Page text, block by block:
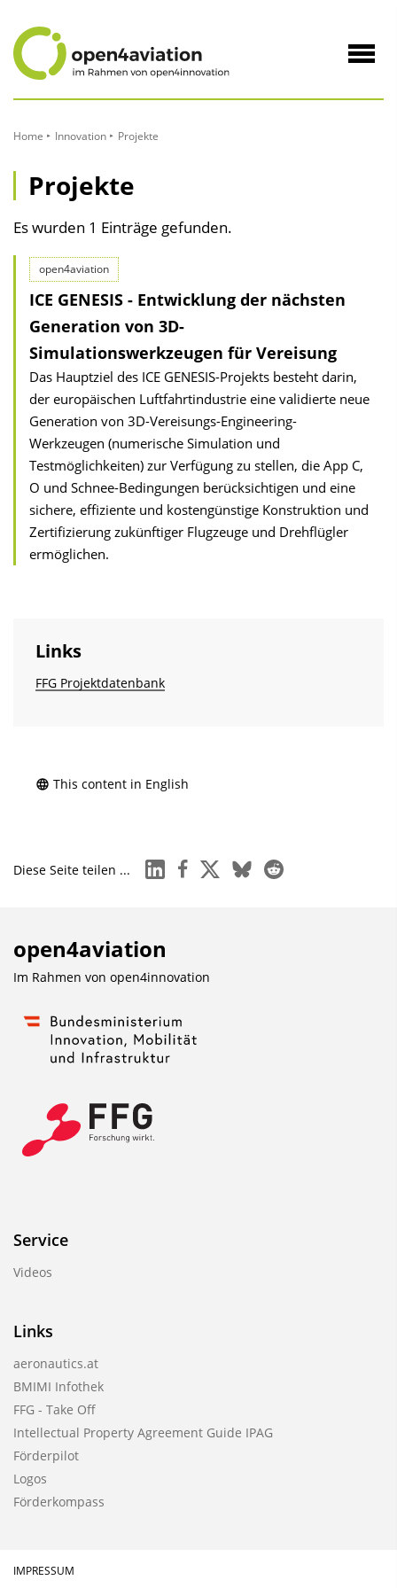
Inhalt
Home Innovation Projekte
Projekte
Es wurden 1 Einträge gefunden.
open4aviation
ICE GENESIS - Entwicklung der nächsten
Generation von 3D-
Simulationswerkzeugen für Vereisung
Das Hauptziel des ICE GENESIS-Projekts besteht darin,
der europäischen Luftfahrtindustrie eine validierte neue
Generation von 3D-Vereisungs-Engineering-
Werkzeugen (numerische Simulation und
Testmöglichkeiten) zur Verfügung zu stellen, die App C,
O und Schnee-Bedingungen berücksichtigen und eine
sichere, effiziente und kostengünstige Konstruktion und
Zertifizierung zukünftiger Flugzeuge und Drehflügler
ermöglichen.
Links
FFG Projektdatenbank
This content in English
Diese Seite teilen ... linkedinfacebook
x blueskyreddit
open4aviation
Im Rahmen von open4innovation
Service
Videos
Links
aeronautics.at
BMIMI Infothek
FFG - Take Off
Intellectual Property Agreement Guide IPAG
Förderpilot
Logos
Förderkompass
IMPRESSUM